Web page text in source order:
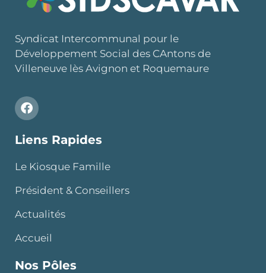
Syndicat Intercommunal pour le
Développement Social des CAntons de
Villeneuve lès Avignon et Roquemaure
Liens Rapides
Le Kiosque Famille
Président & Conseillers
Actualités
Accueil
Nos Pôles